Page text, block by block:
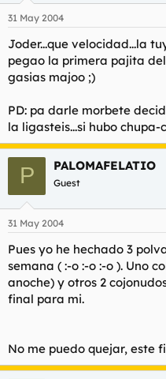
31 May 2004
Joder...que velocidad...la
pegao la primera pajita del
gasias majoo ;)
PD: pa darle morbete
la ligasteis...si hubo chupa-
P PALOMAFELATIO
Guest
31 May 2004
Pues yo he hechado 3
semana ( :-o :-o :-o ). Uno
anoche) y otros 2
final para mi.
No me puedo quejar, este